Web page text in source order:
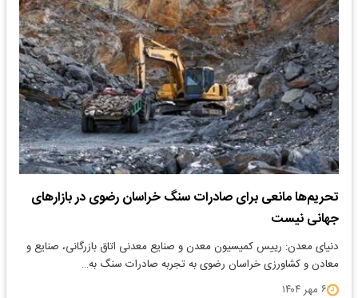
تحریم‌ها مانعی برای صادرات سنگ خراسان رضوی در بازارهای
جهانی نیست
دنیای معدن: رییس کمیسیون معدن و صنایع معدنی اتاق بازرگانی، صنایع و
معادن و کشاورزی خراسان رضوی به تجربه صادرات سنگ به…
۶ مهر ۱۴۰۴